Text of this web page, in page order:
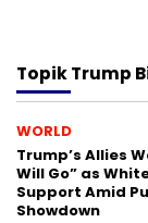
TopikTrump
WORLD
Trump’s Allies
Will Go” as
Support Amid
Showdown